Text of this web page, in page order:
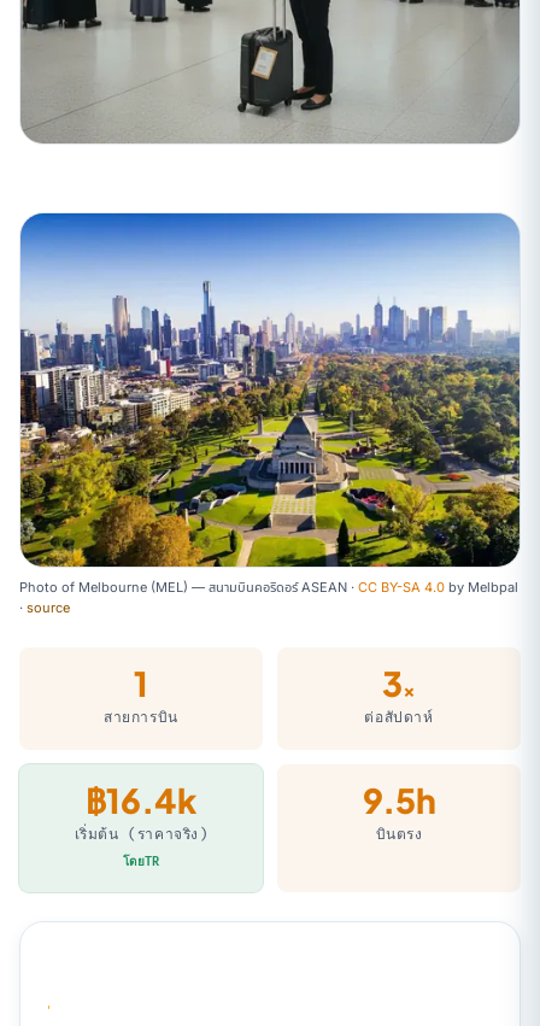
Photo of Melbourne (MEL) — สนามบินคอริดอร์ ASEAN · CC BY-SA 4.0 by Melbpal
· source
1
สายการบิน
3×
ต่อสัปดาห์
฿16.4k
เริ่มต้น (ราคาจริง)
โดยTR
9.5h
บินตรง